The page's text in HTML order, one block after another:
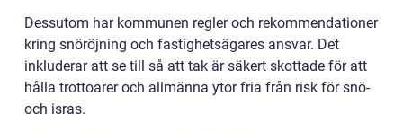
Dessutom har kommunen regler och rekommendationer
kring snöröjning och fastighetsägares ansvar. Det
inkluderar att se till så att tak är säkert skottade för att
hålla trottoarer och allmänna ytor fria från risk för snö-
och isras.